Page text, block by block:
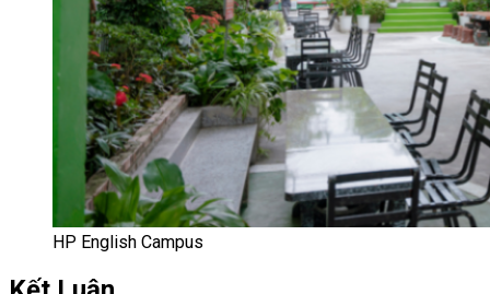
HP English Campus